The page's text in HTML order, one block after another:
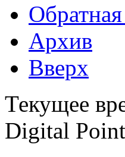
Обратная
Архив
Вверх
Текущее
Digital